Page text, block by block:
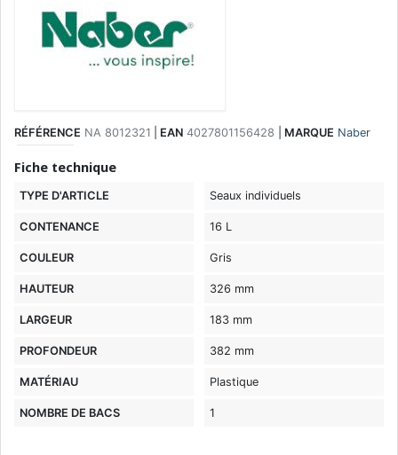
RÉFÉRENCE NA 8012321 EAN 4027801156428 MARQUE Naber
Fiche technique
TYPE D'ARTICLE Seaux individuels
CONTENANCE 16 L
COULEUR Gris
HAUTEUR 326 mm
LARGEUR 183 mm
PROFONDEUR 382 mm
MATÉRIAU Plastique
NOMBRE DE BACS 1